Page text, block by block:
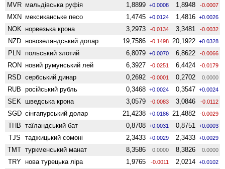
MVR мальдівська руфія 1,8899 +0.0008 1,8948 -0.0007
MXN мексиканське песо 1,4745 +0.0124 1,4816 +0.0026
NOK норвезька крона 3,2973 -0.0134 3,3481 -0.0032
NZD ново­зеландський долар 19,7586 -0.1498 20,1922 +0.0328
PLN польський злотий 6,8079 +0.0070 6,8622 -0.0066
RON новий румунський лей 6,3927 -0.0251 6,4424 -0.0179
RSD сербський динар 0,2692 -0.0001 0,2702 0.0000
RUB російський рубль 0,3468 +0.0024 0,3547 +0.0024
SEK шведська крона 3,0579 -0.0083 3,0846 -0.0112
SGD сінгапурський долар 21,4238 +0.0186 21,4882 -0.0029
THB таїландський бат 0,8708 +0.0031 0,8751 +0.0003
TJS таджицький сомоні 2,3433 +0.0029 2,3433 +0.0029
TMT туркменський манат 8,3586 0.0000 8,3826 0.0000
TRY нова турецька ліра 1,9765 -0.0011 2,0214 +0.0102